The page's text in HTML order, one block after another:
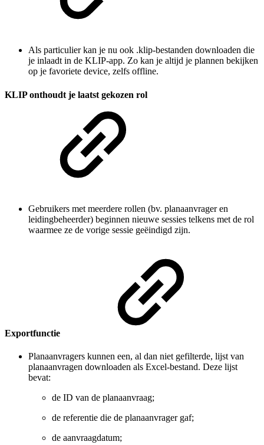
Als particulier kan je nu ook .klip-bestanden downloaden die
je inlaadt in de KLIP-app. Zo kan je altijd je plannen bekijken
op je favoriete device, zelfs offline.
KLIP onthoudt je laatst gekozen rol
Gebruikers met meerdere rollen (bv. planaanvrager en
leidingbeheerder) beginnen nieuwe sessies telkens met de rol
waarmee ze de vorige sessie geëindigd zijn.
Exportfunctie
Planaanvragers kunnen een, al dan niet gefilterde, lijst van
planaanvragen downloaden als Excel-bestand. Deze lijst
bevat:
de ID van de planaanvraag;
de referentie die de planaanvrager gaf;
de aanvraagdatum;